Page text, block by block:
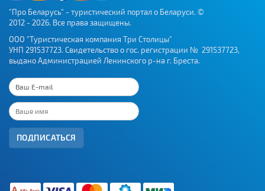
"Про Беларусь" - туристический портал о Беларуси. ©
2012 - 2026. Все права защищены.
ООО "Туристическая компания Три Столицы"
УНП 291537723. Свидетельство о гос. регистрации № 291537723,
выдано Администрацией Ленинского р-на г. Бреста.
ПОДПИСАТЬСЯ